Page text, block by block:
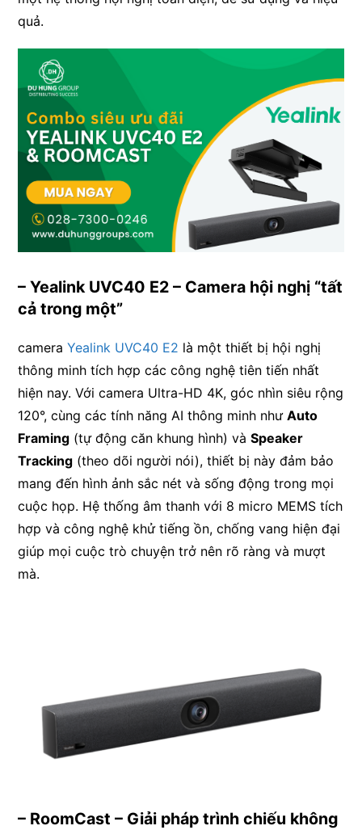
quả.
– Yealink UVC40 E2 – Camera hội nghị “tất
cả trong một”
cameraYealink UVC40 E2 là một thiết bị hội nghị
thông minh tích hợp các công nghệ tiên tiến nhất
hiện nay. Với camera Ultra-HD 4K, góc nhìn siêu rộng
120°, cùng các tính năng AI thông minh nhưAuto
Framing (tự động căn khung hình) vàSpeaker
Tracking (theo dõi người nói), thiết bị này đảm bảo
mang đến hình ảnh sắc nét và sống động trong mọi
cuộc họp. Hệ thống âm thanh với 8 micro MEMS tích
hợp và công nghệ khử tiếng ồn, chống vang hiện đại
giúp mọi cuộc trò chuyện trở nên rõ ràng và mượt
mà.
– RoomCast – Giải pháp trình chiếu không